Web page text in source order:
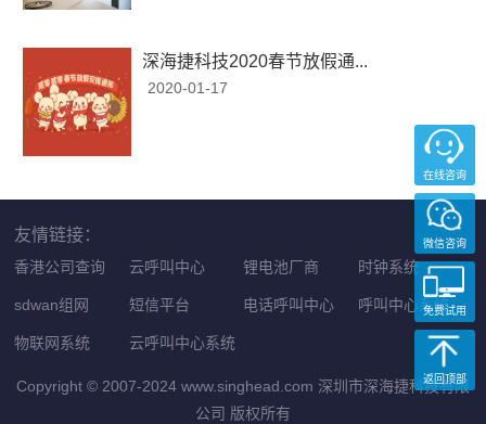
深海捷科技2020春节放假通...
2020-01-17
在线咨询
微信咨询
免费试用
返回顶部
友情链接：
香港公司查询 云呼叫中心 锂电池厂商 时钟系统
sdwan组网 短信平台 电话呼叫中心 呼叫中心系统
物联网系统 云呼叫中心系统
Copyright © 2007-2024 www.singhead.com 深圳市深海捷科技有限
公司 版权所有